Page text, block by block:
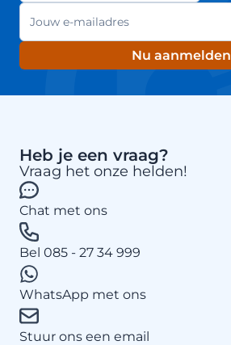
E-mailadres
Nu aanmelden
Heb je een vraag?
Vraag het onze helden!
Chat met ons
Bel 085 - 27 34 999
WhatsApp met ons
Stuur ons een email